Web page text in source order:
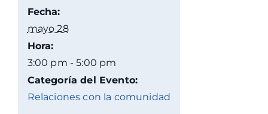
Fecha:
mayo 28
Hora:
3:00 pm - 5:00 pm
Categoría del Evento:
Relaciones con la comunidad